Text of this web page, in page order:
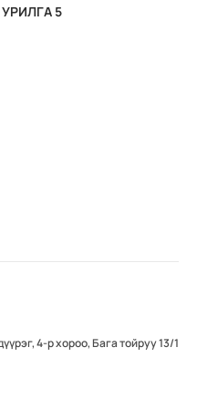
5
4-р хороо, Бага тойруу 13/1